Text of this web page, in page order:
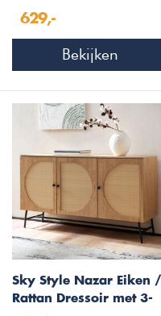
629,-
Bekijken
Sky Style Nazar Eiken /
Rattan Dressoir met 3-